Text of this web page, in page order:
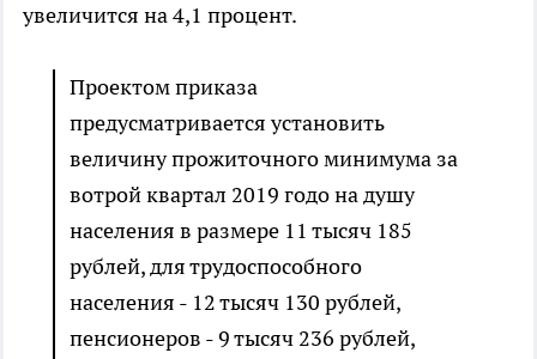
увеличится на 4,1 процент.
Проектом приказа
предусматривается установить
величину прожиточного минимума за
вотрой квартал 2019 годо на душу
населения в размере 11 тысяч 185
рублей, для трудоспособного
населения - 12 тысяч 130 рублей,
пенсионеров - 9 тысяч 236 рублей,